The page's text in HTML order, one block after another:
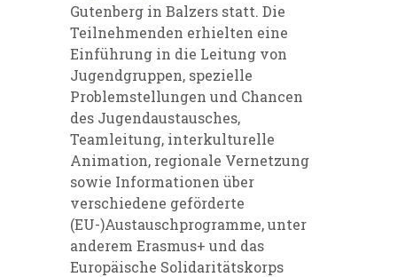
Gutenberg in Balzers statt. Die
Teilnehmenden erhielten eine
Einführung in die Leitung von
Jugendgruppen, spezielle
Problemstellungen und Chancen
des Jugendaustausches,
Teamleitung, interkulturelle
Animation, regionale Vernetzung
sowie Informationen über
verschiedene geförderte
(EU-)Austauschprogramme, unter
anderem Erasmus+ und das
Europäische Solidaritätskorps